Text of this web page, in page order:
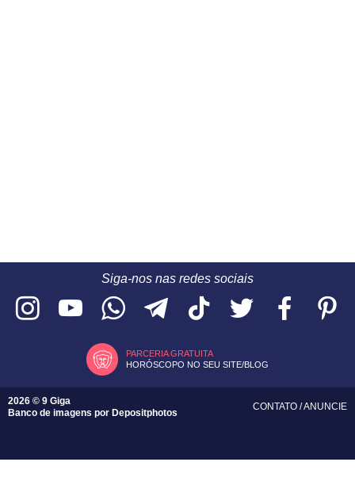
Siga-nos nas redes sociais
PARCERIA GRATUITA
HORÓSCOPO NO SEU SITE/BLOG
2026 © 9 Giga
Banco de imagens por Depositphotos
CONTATO /ANUNCIE